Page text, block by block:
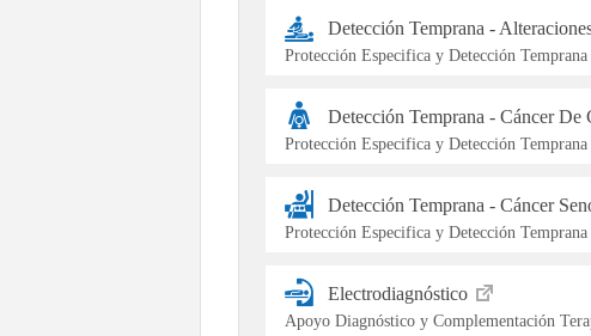
Detección Temprana -
Protección Especifica y Detección Temprana
Detección Temprana - Cáncer De
Protección Especifica y Detección Temprana
Detección Temprana - Cáncer
Protección Especifica y Detección Temprana
Electrodiagnóstico
Apoyo Diagnóstico y Complementación